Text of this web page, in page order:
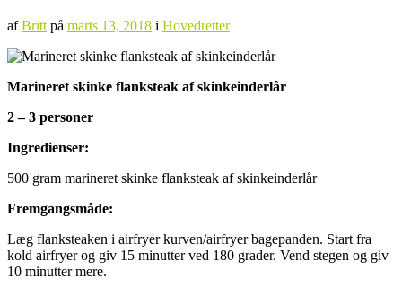
afBritt på marts 13, 2018 i Hovedretter
Marineret skinke flanksteak af skinkeinderlår
2 – 3 personer
Ingredienser:
500 gram marineret skinke flanksteak af skinkeinderlår
Fremgangsmåde:
Læg flanksteaken i airfryer kurven/airfryer bagepanden. Start fra
kold airfryer og giv 15 minutter ved 180 grader. Vend stegen og giv
10 minutter mere.